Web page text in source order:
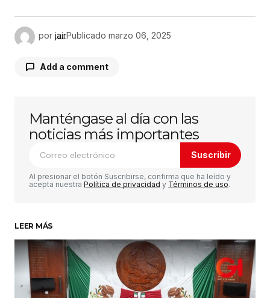
por jairPublicado marzo 06, 2025
Add a comment
Tu dirección de correo electrónico no será
publicada. Los campos obligatorios están
marcados con*
Comentario*
Su nombre*
Tu correo electrónico*
Manténgase al día con las
noticias más importantes
Suscribir
Al presionar el botón Suscribirse, confirma que ha leído y
acepta nuestra Política de privacidad y Términos de uso.
LEER MÁS